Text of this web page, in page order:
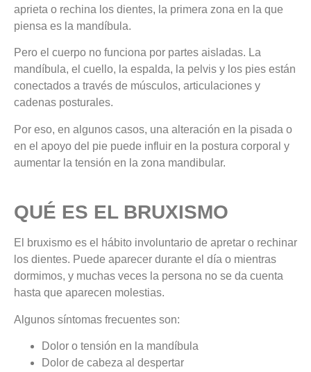
aprieta o rechina los dientes, la primera zona en la que
piensa es la mandíbula.
Pero el cuerpo no funciona por partes aisladas. La
mandíbula, el cuello, la espalda, la pelvis y los pies están
conectados a través de músculos, articulaciones y
cadenas posturales.
Por eso, en algunos casos, una alteración en la pisada o
en el apoyo del pie puede influir en la postura corporal y
aumentar la tensión en la zona mandibular.
QUÉ ES EL BRUXISMO
El bruxismo es el hábito involuntario de apretar o rechinar
los dientes. Puede aparecer durante el día o mientras
dormimos, y muchas veces la persona no se da cuenta
hasta que aparecen molestias.
Algunos síntomas frecuentes son:
Dolor o tensión en la mandíbula
Dolor de cabeza al despertar